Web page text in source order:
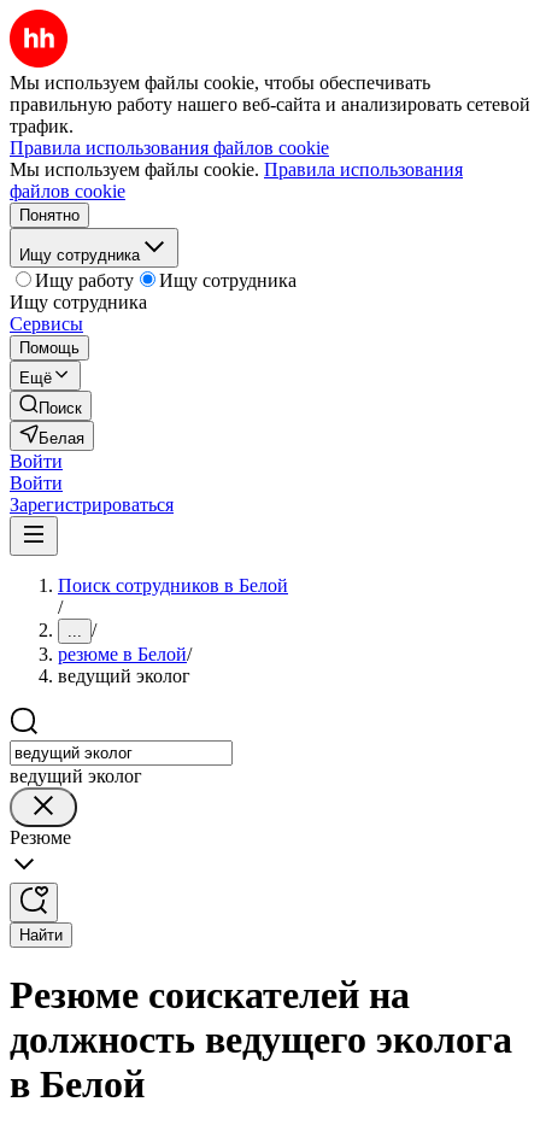
Мы используем файлы cookie, чтобы обеспечивать
правильную работу нашего веб-сайта и анализировать сетевой
трафик.
Правила использования файлов cookie
Мы используем файлы cookie. Правила использования
файлов cookie
Понятно
Ищу сотрудника
Ищу работу
Ищу сотрудника
Ищу сотрудника
Сервисы
Помощь
Ещё
Поиск
Белая
Войти
Войти
Зарегистрироваться
Поиск сотрудников в Белой
/
... /
резюме в Белой/
ведущий эколог
ведущий эколог
Резюме
Найти
Резюме соискателей на
должность ведущего эколога
в Белой